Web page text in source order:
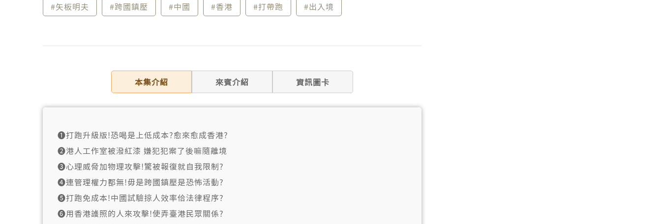
#矢板明夫 #跨國鎮壓 #中國 #香港 #打帶跑 #出入境
本集介紹 來賓介紹 資訊圖卡
➊打跑升級版!恐喝是上低成本?愈來愈成香港?
➋港人工作室被潑紅漆 嫌犯犯案了後嘛隨離境
➌心理威脅加物理攻擊!驚被報復就自我限制?
➍連管理權力都無!毋是跨國鎮壓是恐怖活動?
➎打跑免成本!中國試驗掠人效率佮法律程序?
➏用香港護照的人來攻擊!使弄臺港民眾關係?